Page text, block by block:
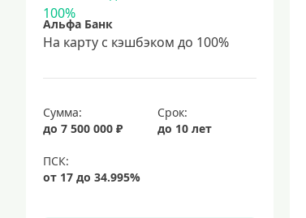
Альфа Банк
На карту с кэшбэком до 100%
Сумма:
до 7 500 000 ₽
Срок:
до 10 лет